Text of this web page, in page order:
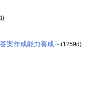
案作成能力養成～ (1259d)